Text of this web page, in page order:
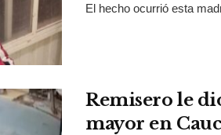
El hecho ocurrió esta
Remisero le
mayor en